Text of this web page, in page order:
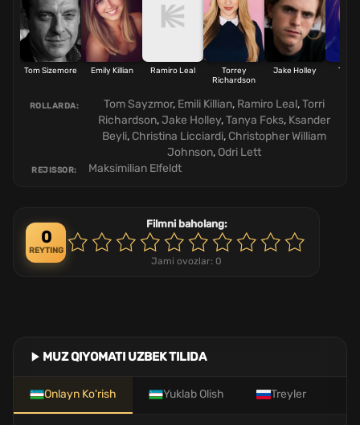
Tom Sizemore Emily Killian Ramiro Leal
Torrey
Richardson
Jake Holley Tania
ROLLARDA: Tom Sayzmor, Emili Killian, Ramiro Leal,Torri
Richardson,Jake Holley,Tanya Foks, Ksander
Beyli, Christina Licciardi, Christopher William
Johnson, Odri Lett
REJISSOR: Maksimilian Elfeldt
0
REYTING
Filmni baholang:
Jami ovozlar: 0
MUZ QIYOMATI UZBEK TILIDA
Onlayn Ko'rish Yuklab Olish Treyler